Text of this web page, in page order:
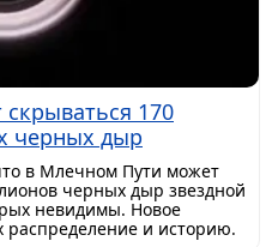
170
черных дыр
в Млечном Пути может
черных дыр звездной
невидимы. Новое
распределение и историю.